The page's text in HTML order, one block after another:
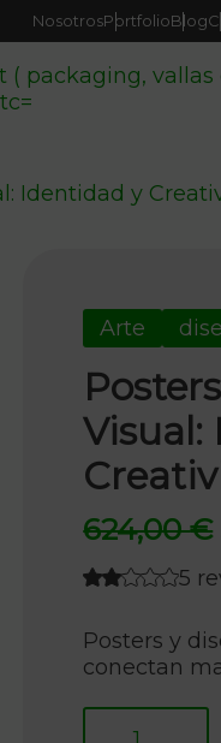
NosotrosPortfolioBlog
( packaging, vallas
Identidad y
Arte
Visual:
624,00€
5
Posters y
conectan